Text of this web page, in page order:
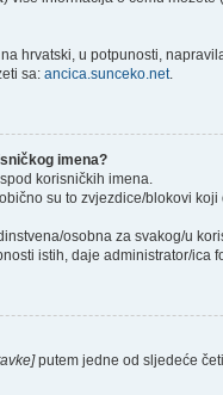
hrvatski, u potpunosti,
sa: ancica.sunceko.net.
imena?
korisničkih imena.
su to zvjezdice/blokovi
osobna za svakog/u
istih, daje administrator/
putem jedne od sljedeće